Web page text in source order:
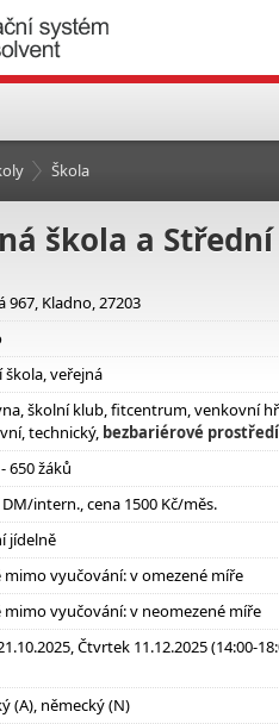
Škola
škola a
967, Kladno, 27203
škola, veřejná
školní klub, fitcentrum, venkovní
technický, bezbariérové
650 žáků
intern., cena 1500 Kč/měs.
jídelně
mimo vyučování: v omezené míře
mimo vyučování: v neomezené míře
Čtvrtek 11.12.2025 (14:00-
(A), německý (N)